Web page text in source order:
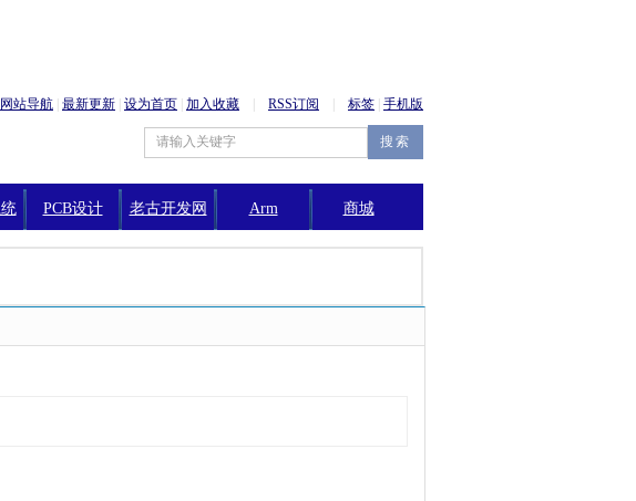
网站导航 最新更新 设为首页 加入收藏 RSS订阅 标签 手机版
PCB设计 老古开发网 Arm 商城